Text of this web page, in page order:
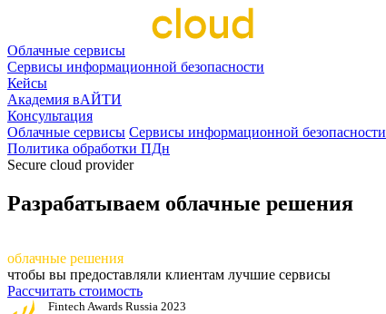
Облачные сервисы
Сервисы информационной безопасности
Кейсы
Академия вАЙТИ
Консультация
Облачные сервисы Сервисы информационной безопасности
Политика обработки ПДн
Secure cloud provider
Разрабатываем облачные решения
облачные решения
чтобы вы предоставляли клиентам лучшие сервисы
Рассчитать стоимость
Fintech Awards Russia 2023